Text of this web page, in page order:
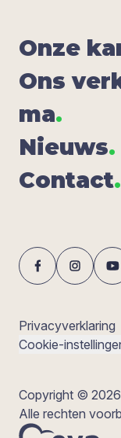
Onze
Ons
ma.
Nieuws.
Con­tact.
Privacyverklaring
Cookie-
Copyright ©
Alle rechten